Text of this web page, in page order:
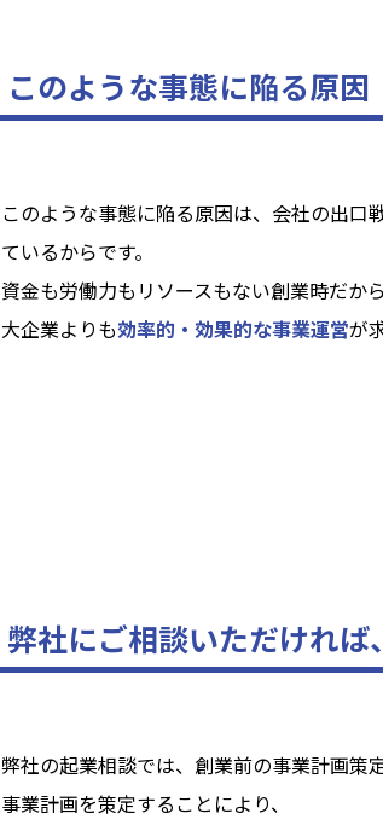
このような事態に陥る原因
このような事態に陥る原因は、会社の出口
ているからです。
資金も労働力もリソースもない創業時だから
大企業よりも効率的・効果的な事業運営が
弊社にご相談いただけれ
弊社の起業相談では、創業前の事業計画策
事業計画を策定することにより、